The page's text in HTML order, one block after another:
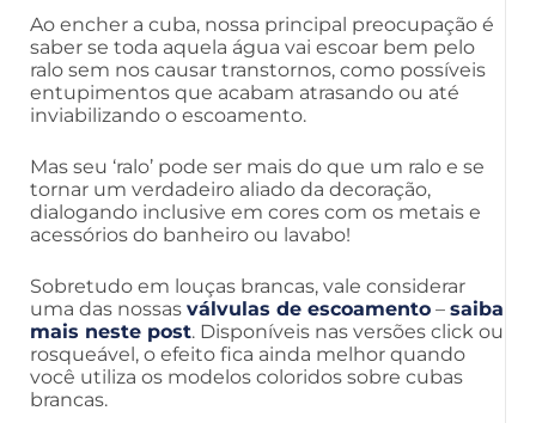
Ao encher a cuba, nossa principal preocupação é
saber se toda aquela água vai escoar bem pelo
ralo sem nos causar transtornos, como possíveis
entupimentos que acabam atrasando ou até
inviabilizando o escoamento.
Mas seu ‘ralo’ pode ser mais do que um ralo e se
tornar um verdadeiro aliado da decoração,
dialogando inclusive em cores com os metais e
acessórios do banheiro ou lavabo!
Sobretudo em louças brancas, vale considerar
uma das nossas válvulas de escoamento – saiba
mais neste post. Disponíveis nas versões click ou
rosqueável, o efeito fica ainda melhor quando
você utiliza os modelos coloridos sobre cubas
brancas.